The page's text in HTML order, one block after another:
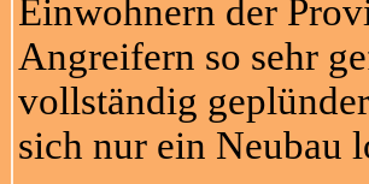
Einwohnern der
Angreifern so sehr
vollständig
sich nur ein Neubau